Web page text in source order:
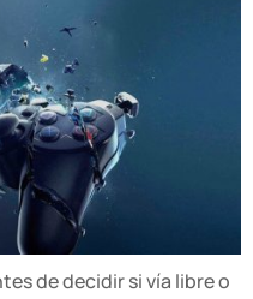
de decidir si vía libre o